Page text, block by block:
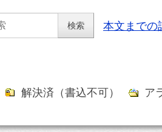
本文までの
解決済（書込不可） ア